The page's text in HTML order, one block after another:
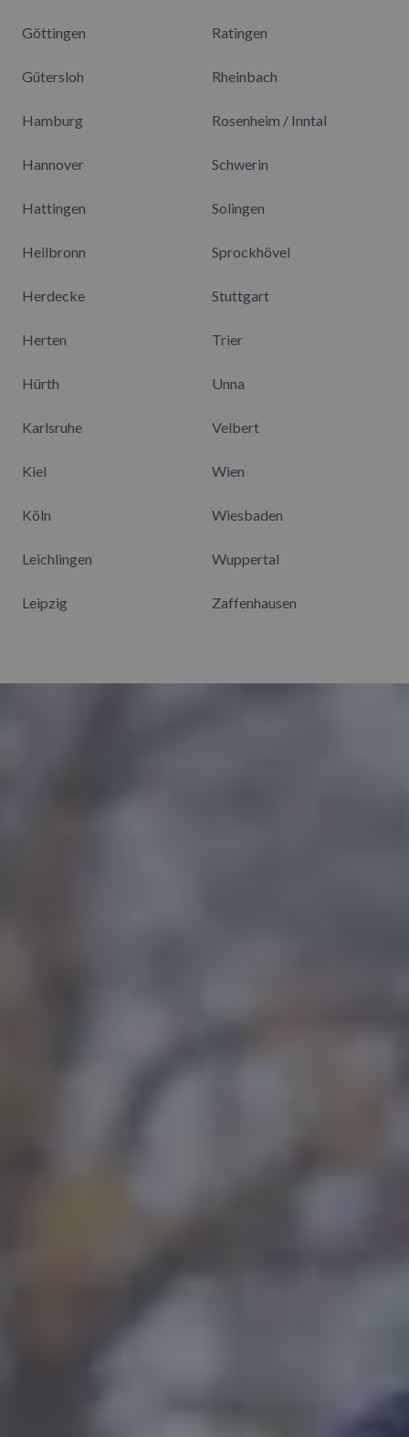
Göttingen
Gütersloh
Hamburg
Hannover
Hattingen
Heilbronn
Herdecke
Herten
Hürth
Karlsruhe
Kiel
Köln
Leichlingen
Leipzig
Ratingen
Rheinbach
Rosenheim / Inntal
Schwerin
Solingen
Sprockhövel
Stuttgart
Trier
Unna
Velbert
Wien
Wiesbaden
Wuppertal
Zaffenhausen